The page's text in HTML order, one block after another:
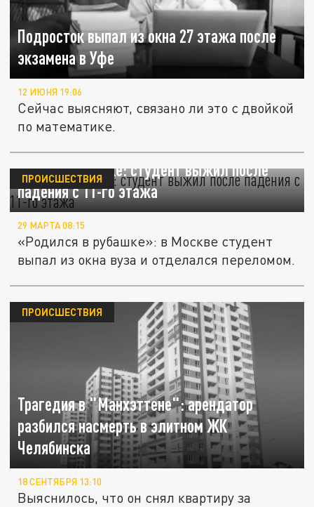
Подросток выпал из окна 27 этажа после
экзамена в Уфе
12 ИЮНЯ 19:06
Сейчас выясняют, связано ли это с двойкой
по математике.
Чудо в Бауманке: студент выжил после
падения с 11-го этажа
ПРОИСШЕСТВИЯ
29 МАРТА 08:15
«Родился в рубашке»: в Москве студент
выпал из окна вуза и отделался переломом.
Трагедия в "Манхэттене": арендатор
разбился насмерть в элитном ЖК
Челябинска
ПРОИСШЕСТВИЯ
18 СЕНТЯБРЯ 13:10
Выяснилось, что он снял квартиру за